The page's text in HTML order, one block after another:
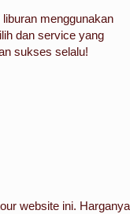
menggunakan
dan service yang
sukses selalu!
website ini. Harganya